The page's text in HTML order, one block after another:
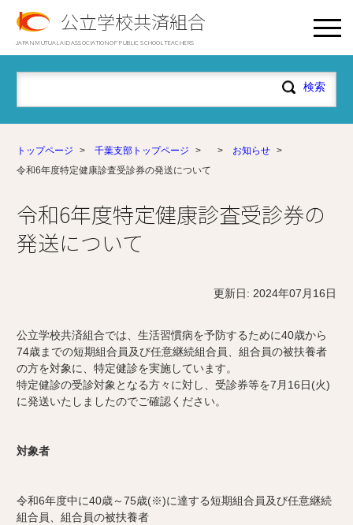
公立学校共済組合
JAPAN MUTUAL AID ASSOCIATION OF PUBLIC SCHOOL TEACHERS
トップページ > 千葉支部トップページ > > お知らせ >
令和6年度特定健康診査受診券の発送について
令和6年度特定健康診査受診券の
発送について
更新日: 2024年07月16日
公立学校共済組合では、生活習慣病を予防するために40歳から
74歳までの短期組合員及び任意継続組合員、組合員の被扶養者
の方を対象に、特定健診を実施しています。
特定健診の受診対象となる方々に対し、受診券等を7月16日(火)
に発送いたしましたのでご確認ください。
対象者
令和6年度中に40歳～75歳(※)に達する短期組合員及び任意継続
組合員、組合員の被扶養者